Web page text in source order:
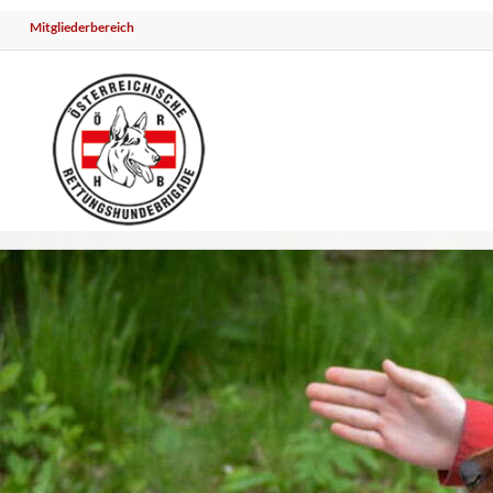
Mitgliederbereich